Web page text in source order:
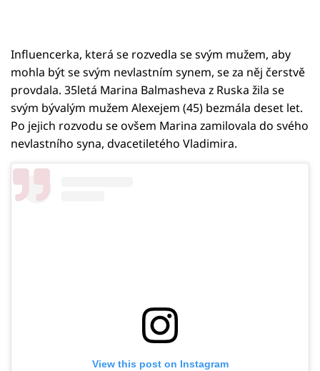
Influencerka, která se rozvedla se svým mužem, aby
mohla být se svým nevlastním synem, se za něj čerstvě
provdala. 35letá Marina Balmasheva z Ruska žila se
svým bývalým mužem Alexejem (45) bezmála deset let.
Po jejich rozvodu se ovšem Marina zamilovala do svého
nevlastního syna, dvacetiletého Vladimira.
View this post on Instagram